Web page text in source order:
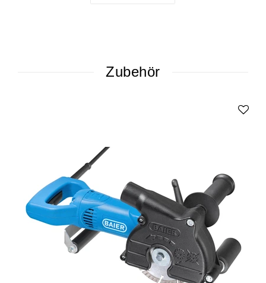
Zubehör